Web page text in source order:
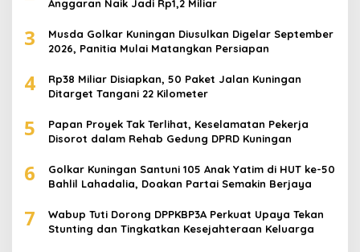
Anggaran Naik Jadi Rp1,2 Miliar
3
Musda Golkar Kuningan Diusulkan Digelar September
2026, Panitia Mulai Matangkan Persiapan
4
Rp38 Miliar Disiapkan, 50 Paket Jalan Kuningan
Ditarget Tangani 22 Kilometer
5
Papan Proyek Tak Terlihat, Keselamatan Pekerja
Disorot dalam Rehab Gedung DPRD Kuningan
6
Golkar Kuningan Santuni 105 Anak Yatim di HUT ke-50
Bahlil Lahadalia, Doakan Partai Semakin Berjaya
7
Wabup Tuti Dorong DPPKBP3A Perkuat Upaya Tekan
Stunting dan Tingkatkan Kesejahteraan Keluarga